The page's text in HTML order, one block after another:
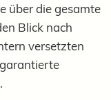
über die gesamte
Blick nach
versetzten